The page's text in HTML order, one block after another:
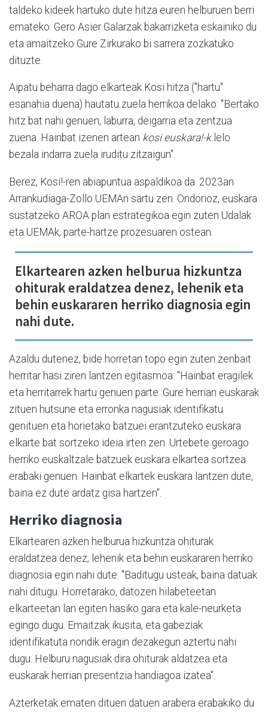
taldeko kideek hartuko dute hitza euren helburuen berri
emateko. Gero Asier Galarzak bakarrizketa eskainiko du
eta amaitzeko Gure Zirkurako bi sarrera zozkatuko
dituzte.
Aipatu beharra dago elkarteak Kosi hitza ("hartu"
esanahia duena) hautatu zuela herrikoa delako: "Bertako
hitz bat nahi genuen, laburra, deigarria eta zentzua
zuena. Hainbat izenen artean kosi euskara!-klelo
bezala indarra zuela iruditu zitzaigun".
Berez, Kosi!-ren abiapuntua aspaldikoa da. 2023an
Arrankudiaga-Zollo UEMAn sartu zen. Ondorioz, euskara
sustatzeko AROA plan estrategikoa egin zuten Udalak
eta UEMAk, parte-hartze prozesuaren ostean.
Elkartearen azken helburua hizkuntza
ohiturak eraldatzea denez, lehenik eta
behin euskararen herriko diagnosia egin
nahi dute.
Azaldu dutenez, bide horretan topo egin zuten zenbait
herritar hasi ziren lantzen egitasmoa: "Hainbat eragilek
eta herritarrek hartu genuen parte. Gure herrian euskarak
zituen hutsune eta erronka nagusiak identifikatu
genituen eta horietako batzuei erantzuteko euskara
elkarte bat sortzeko ideia irten zen. Urtebete geroago
herriko euskaltzale batzuek euskara elkartea sortzea
erabaki genuen. Hainbat elkartek euskara lantzen dute,
baina ez dute ardatz gisa hartzen".
Herriko diagnosia
Elkartearen azken helburua hizkuntza ohiturak
eraldatzea denez, lehenik eta behin euskararen herriko
diagnosia egin nahi dute: "Baditugu usteak, baina datuak
nahi ditugu. Horretarako, datozen hilabeteetan
elkarteetan lan egiten hasiko gara eta kale-neurketa
egingo dugu. Emaitzak ikusita, eta gabeziak
identifikatuta nondik eragin dezakegun aztertu nahi
dugu. Helburu nagusiak dira ohiturak aldatzea eta
euskarak herrian presentzia handiagoa izatea".
Azterketak ematen dituen datuen arabera erabakiko du